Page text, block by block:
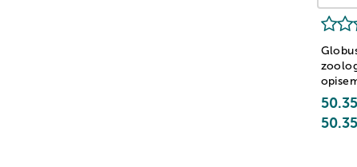
śr.
AR
50.35
50.35